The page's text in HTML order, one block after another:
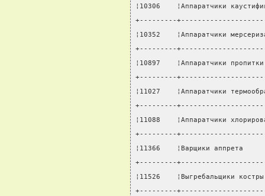
¦10306    ¦Аппаратчики
+---------
¦10352    ¦Аппаратчики
+---------
¦10897    ¦Аппаратчики
+---------
¦11027    ¦Аппаратчики
+---------
¦11088    ¦Аппаратчики
+---------
¦11366    ¦Варщики
+---------
¦11526
+---------